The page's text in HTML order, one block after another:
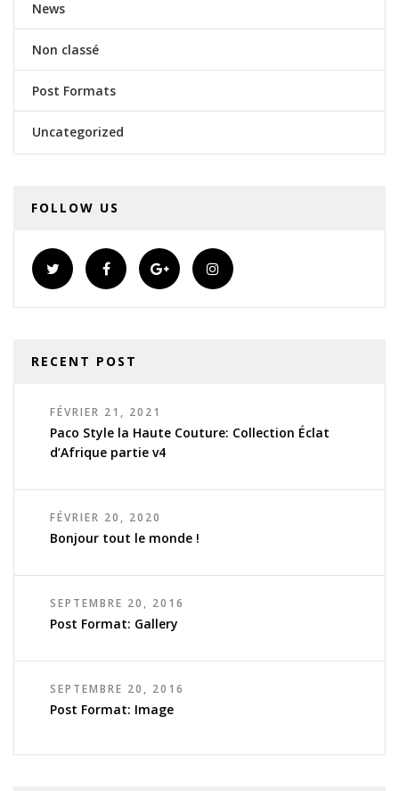
News
Non classé
Post Formats
Uncategorized
FOLLOW US
RECENT POST
FÉVRIER 21, 2021
Paco Style la Haute Couture: Collection Éclat
d’Afrique partie v4
FÉVRIER 20, 2020
Bonjour tout le monde !
SEPTEMBRE 20, 2016
Post Format: Gallery
SEPTEMBRE 20, 2016
Post Format: Image